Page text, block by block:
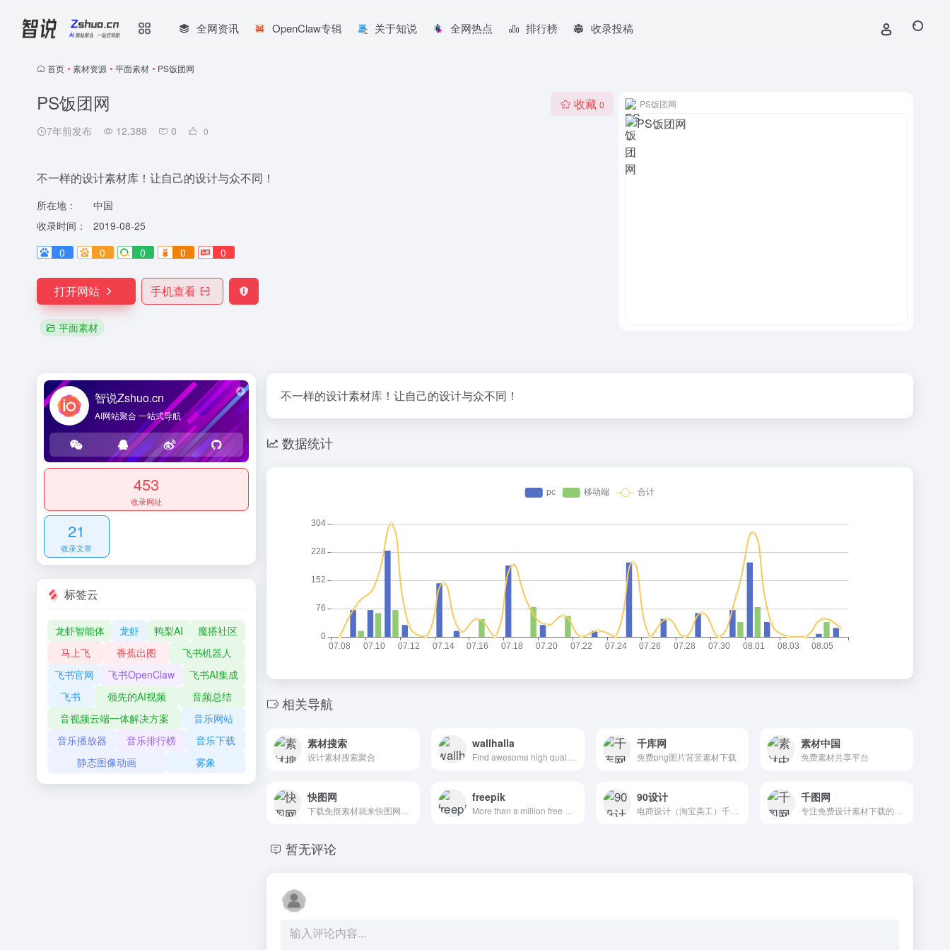
全网资讯 OpenClaw专辑 关于知说 全网热点 排行榜 收录投稿
首页 • 素材资源 • 平面素材 • PS饭团网
PS饭团网
7年前发布 12,388 0 0
收藏 0
不一样的设计素材库！让自己的设计与众不同！
所在地：
中国
收录时间：
2019-08-25
0
0 0 0 0
打开网站 手机查看
平面素材
PS饭团网
不一样的设计素材库！让自己的设计与众不同！
数据统计
相关导航
素材搜索
设计素材搜索聚合
wallhalla 千库网
免费png图片背景素材下载
素材中国
免费素材共享平台
快图网 freepik 90设计
电商设计（淘宝美工）千图免费淘宝素材库
千图网
暂无评论
智说Zshuo.cn
AI网站聚合 一站式导航
453
收录网址
21
收录文章
标签云
龙虾智能体 龙虾 鸭梨AI
魔搭社区
马上飞
香蕉出图
飞书机器人
飞书官网
飞书OpenClaw
飞书AI集成
飞书
领先的AI视频
音频总结
音视频云端一体解决方案
音乐网站
音乐播放器
音乐排行榜
音乐下载
静态图像动画
雾象